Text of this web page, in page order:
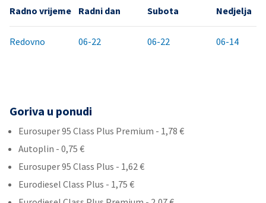
Radno vrijeme Radni dan Subota Nedjelja
Redovno 06-22 06-22 06-14
Goriva u ponudi
Eurosuper 95 Class Plus Premium - 1,78 €
Autoplin - 0,75 €
Eurosuper 95 Class Plus - 1,62 €
Eurodiesel Class Plus - 1,75 €